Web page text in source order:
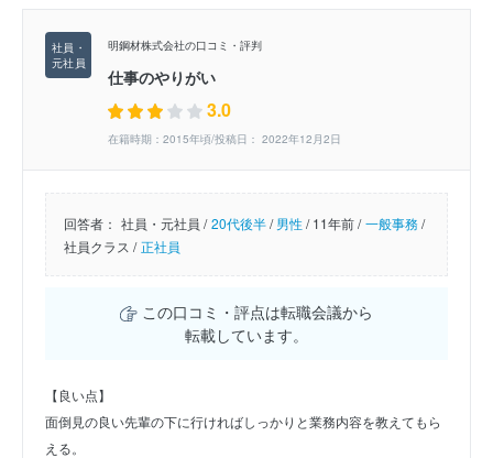
明鋼材株式会社の口コミ・評判
仕事のやりがい
3.0
在籍時期：2015年頃/投稿日： 2022年12月2日
回答者： 社員・元社員 / 20代後半/男性/11年前 / 一般事務/
社員クラス / 正社員
この口コミ・評点は転職会議から
転載しています。
【良い点】
面倒見の良い先輩の下に行ければしっかりと業務内容を教えてもら
える。